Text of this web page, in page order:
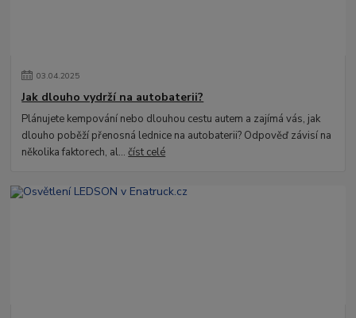
03.04.2025
Jak dlouho vydrží na autobaterii?
Plánujete kempování nebo dlouhou cestu autem a zajímá vás, jak
dlouho poběží přenosná lednice na autobaterii? Odpověď závisí na
několika faktorech, al...číst celé